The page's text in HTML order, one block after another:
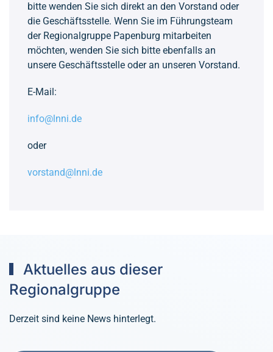
bitte wenden Sie sich direkt an den Vorstand oder
die Geschäftsstelle. Wenn Sie im Führungsteam
der Regionalgruppe Papenburg mitarbeiten
möchten, wenden Sie sich bitte ebenfalls an
unsere Geschäftsstelle oder an unseren Vorstand.
E-Mail:
info@lnni.de
oder
vorstand@lnni.de
Aktuelles aus dieser
Regionalgruppe
Derzeit sind keine News hinterlegt.